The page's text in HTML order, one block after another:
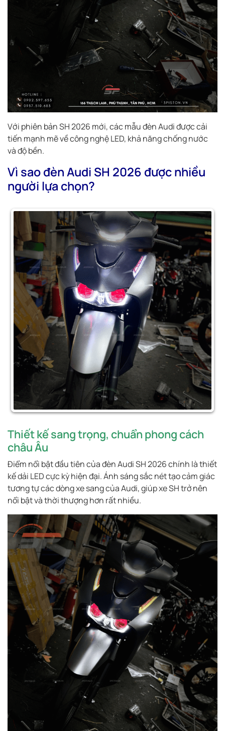
Với phiên bản SH 2026 mới, các mẫu đèn Audi được cải
tiến mạnh mẽ về công nghệ LED, khả năng chống nước
và độ bền.
Vì sao đèn Audi SH 2026 được nhiều
người lựa chọn?
Thiết kế sang trọng, chuẩn phong cách
châu Âu
Điểm nổi bật đầu tiên của đèn Audi SH 2026 chính là thiết
kế dải LED cực kỳ hiện đại. Ánh sáng sắc nét tạo cảm giác
tương tự các dòng xe sang của Audi, giúp xe SH trở nên
nổi bật và thời thượng hơn rất nhiều.